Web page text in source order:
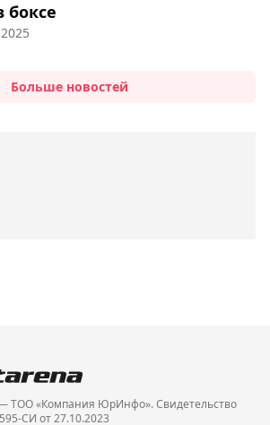
боксе
Больше новостей
ТОО «Компания ЮрИнфо». Cвидетельство
СИ от 27.10.2023